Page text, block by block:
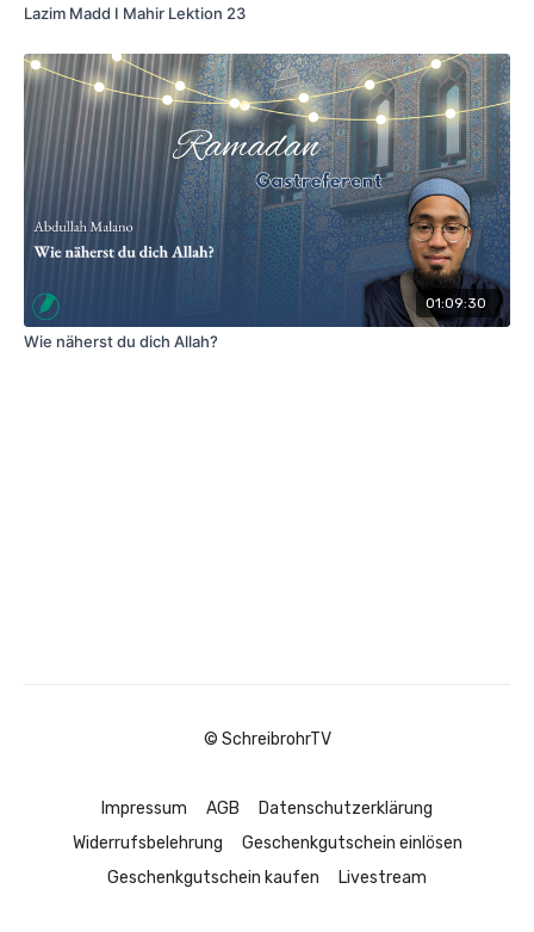
Lazim Madd I Mahir Lektion 23
01:09:30
Wie näherst du dich Allah?
© SchreibrohrTV
Impressum AGB
Datenschutzerklärung
Widerrufsbelehrung
Geschenkgutschein einlösen
Geschenkgutschein kaufen
Livestream